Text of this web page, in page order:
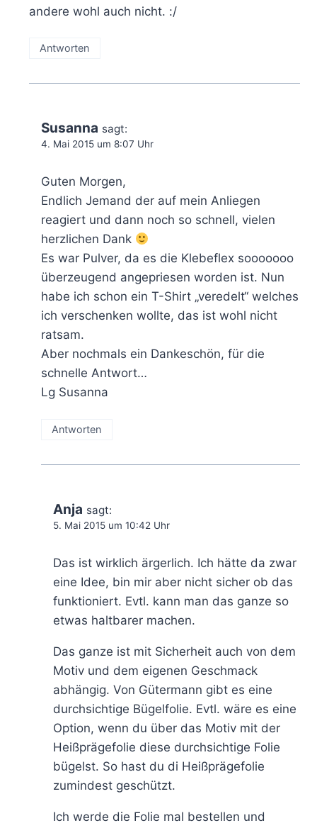
andere wohl auch nicht. :/
Antworten
Susanna sagt:
4. Mai 2015 um 8:07 Uhr
Guten Morgen,
Endlich Jemand der auf mein Anliegen
reagiert und dann noch so schnell, vielen
herzlichen Dank
Es war Pulver, da es die Klebeflex sooooooo
überzeugend angepriesen worden ist. Nun
habe ich schon ein T-Shirt „veredelt“ welches
ich verschenken wollte, das ist wohl nicht
ratsam.
Aber nochmals ein Dankeschön, für die
schnelle Antwort…
Lg Susanna
Antworten
Anja sagt:
5. Mai 2015 um 10:42 Uhr
Das ist wirklich ärgerlich. Ich hätte da zwar
eine Idee, bin mir aber nicht sicher ob das
funktioniert. Evtl. kann man das ganze so
etwas haltbarer machen.
Das ganze ist mit Sicherheit auch von dem
Motiv und dem eigenen Geschmack
abhängig. Von Gütermann gibt es eine
durchsichtige Bügelfolie. Evtl. wäre es eine
Option, wenn du über das Motiv mit der
Heißprägefolie diese durchsichtige Folie
bügelst. So hast du di Heißprägefolie
zumindest geschützt.
Ich werde die Folie mal bestellen und